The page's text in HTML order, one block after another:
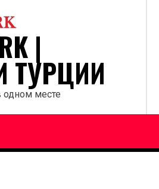
|
ТУРЦИИ
одном месте